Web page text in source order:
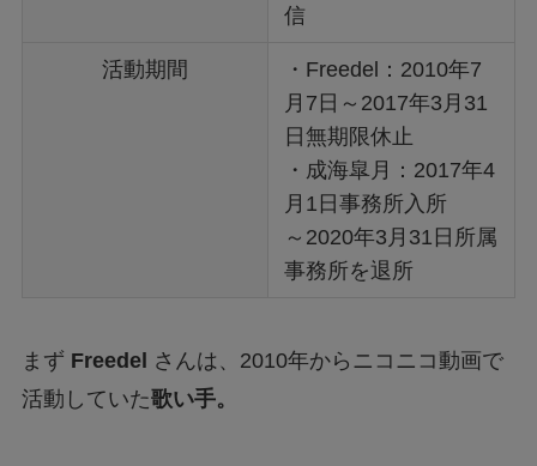
信
活動期間
・Freedel：2010年7
月7日～2017年3月31
日無期限休止
・成海皐月：2017年4
月1日事務所入所
～2020年3月31日所属
事務所を退所
まず Freedel さんは、2010年からニコニコ動画で
活動していた歌い手。